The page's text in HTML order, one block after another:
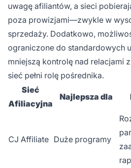
uwagę afiliantów, a sieci
poza prowizjami—zwykle w
sprzedaży. Dodatkowo,
ograniczone do standardowych
mniejszą kontrolę nad relacjami
sieć pełni rolę pośrednika.
Sieć
Afiliacyjna
Najlepsza dla
CJ Affiliate Duże programy